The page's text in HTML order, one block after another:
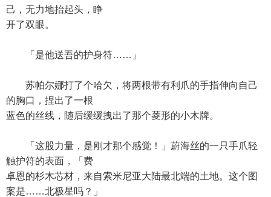
己，无力地抬起头，睁
开了双眼。
「是他送吾的护身符……」
苏帕尔娜打了个哈欠，将两根带有利爪的手指伸向自己
的胸口，捏出了一根
蓝色的丝线，随后缓缓拽出了那个菱形的小木牌。
「这股力量，是刚才那个感觉！」蔚海丝的一只手爪轻
触护符的表面，「费
卓恩的杉木芯材，来自索米尼亚大陆最北端的土地。这个图
案是……北极星吗？」